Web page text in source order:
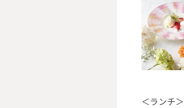
＜ランチ＞